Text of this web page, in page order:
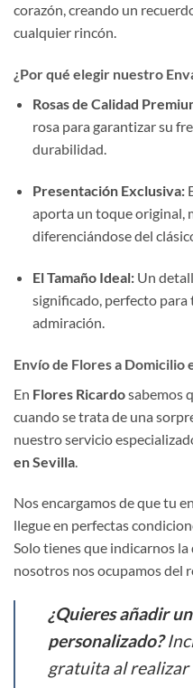
corazón, creando un
cualquier rincón.
¿Por qué elegir nuestro
Rosas de Calidad
rosa para garantizar su
durabilidad.
Presentación Exclusiva:
aporta un toque original,
diferenciándose del
El Tamaño Ideal:Un
significado, perfecto
admiración.
Envío de Flores a Domicilio
En Flores Ricardosabemos
cuando se trata de una
nuestro servicio
en Sevilla
Nos encargamos de que tu
llegue en perfectas
Solo tienes que indicarnos
nosotros nos ocupamos del
¿Quieres añadir
personalizado?
gratuita al